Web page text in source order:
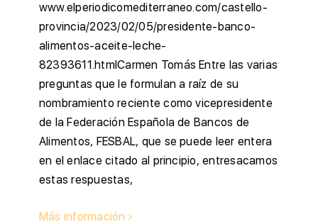
www.elperiodicomediterraneo.com/castello-
provincia/2023/02/05/presidente-banco-
alimentos-aceite-leche-
82393611.htmlCarmen Tomás Entre las varias
preguntas que le formulan a raíz de su
nombramiento reciente como vicepresidente
de la Federación Española de Bancos de
Alimentos, FESBAL, que se puede leer entera
en el enlace citado al principio, entresacamos
estas respuestas,
Más información